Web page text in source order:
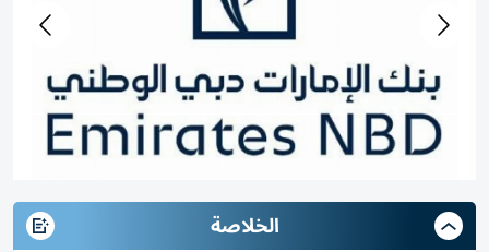
الخلاصة